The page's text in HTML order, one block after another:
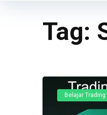
Tag:
Belajar Trading